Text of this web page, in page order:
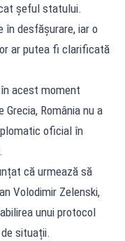
șeful statului.
în desfășurare, iar o
ar putea fi clarificată
acest moment
România nu a
oficial în
că urmează să
Volodimir Zelenski,
unui protocol
situații.